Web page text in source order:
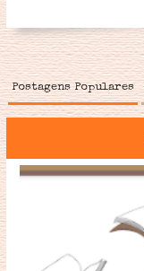
Postagens Populares